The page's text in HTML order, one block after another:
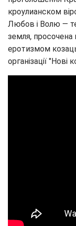
кроулианском
Любов і Волю —
земля, просочена
еротизмом
організації "Нові